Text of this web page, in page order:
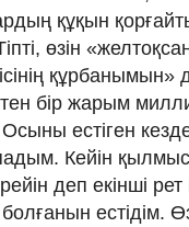
құқын
өзін
құрбанымын»
бір жарым
естіген кезде
Кейін
деп екінші рет
естідім.